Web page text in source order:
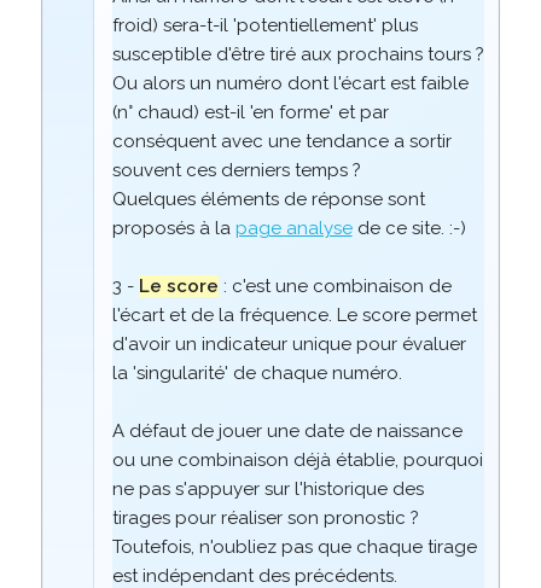
froid) sera-t-il 'potentiellement' plus
susceptible d'être tiré aux prochains tours ?
Ou alors un numéro dont l'écart est faible
(n° chaud) est-il 'en forme' et par
conséquent avec une tendance a sortir
souvent ces derniers temps ?
Quelques éléments de réponse sont
proposés à la page analysede ce site. :-)
3 - Le score : c'est une combinaison de
l'écart et de la fréquence. Le score permet
d'avoir un indicateur unique pour évaluer
la 'singularité' de chaque numéro.
A défaut de jouer une date de naissance
ou une combinaison déjà établie, pourquoi
ne pas s'appuyer sur l'historique des
tirages pour réaliser son pronostic ?
Toutefois, n'oubliez pas que chaque tirage
est indépendant des précédents.